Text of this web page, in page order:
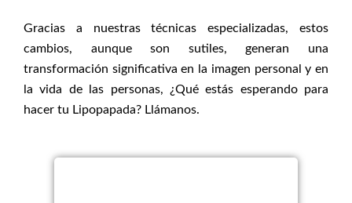
Gracias a nuestras técnicas especializadas, estos
cambios, aunque son sutiles, generan una
transformación significativa en la imagen personal y en
la vida de las personas, ¿Qué estás esperando para
hacer tu Lipopapada? Llámanos.